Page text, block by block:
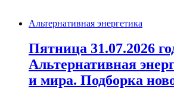
Альтернативная энергетика
Пятница 31.07.2026
Альтернативная
и мира. Подборка